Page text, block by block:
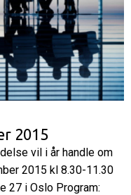
2015
vil i år handle om
2015 kl 8.30-11.30
27 i Oslo Program: